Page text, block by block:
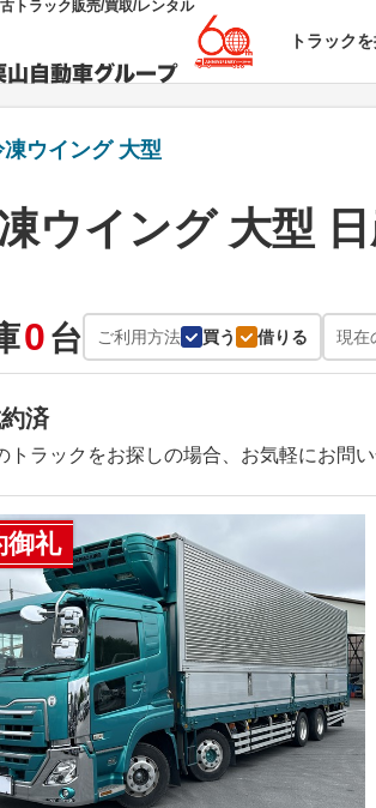
トラック販売/買取/レンタル
トラック
凍ウイング 大型
ウイング 大型
0台 ご利用方法 買う 借りる 現在
済
トラックをお探しの場合、お気軽にお問い
御礼